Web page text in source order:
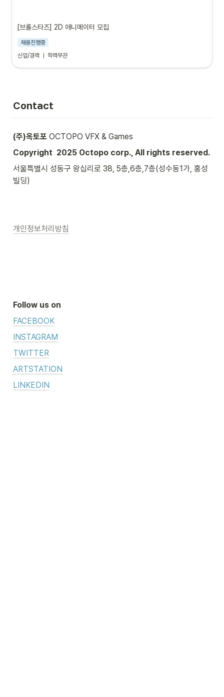
[브롤스타즈] 2D 애니메이터 모집
채용진행중
신입/경력 ㅣ 학력무관
Contact
(주)옥토포 OCTOPO VFX & Games
Copyright  2025 Octopo corp., All rights reserved.
서울특별시 성동구 왕십리로 38, 5층,6층,7층(성수동1가, 홍성
빌딩)
개인정보처리방침
Follow us on
FACEBOOK
INSTAGRAM
TWITTER
ARTSTATION
LINKEDIN